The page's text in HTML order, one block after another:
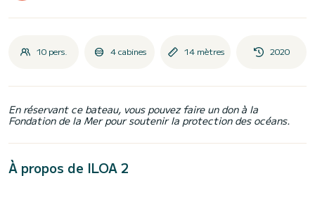
10 pers. 4 cabines 14 mètres 2020
En réservant ce bateau, vous pouvez faire un don à la
Fondation de la Mer pour soutenir la protection des océans.
À propos de ILOA 2